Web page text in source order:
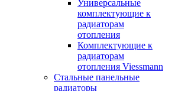
Универсальные
комплектующие к
радиаторам
отопления
Комплектующие к
радиаторам
отопления Viessmann
Стальные панельные
радиаторы